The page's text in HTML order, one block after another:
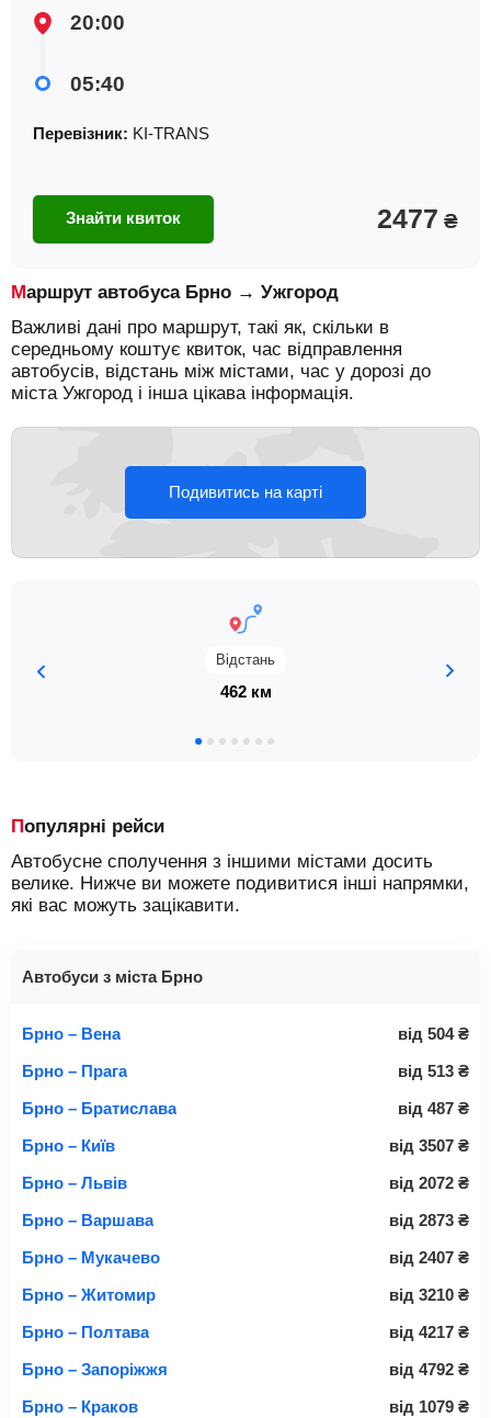
20:00
05:40
Перевізник: KI-TRANS
Знайти квиток 2477 ₴
Маршрут автобуса Брно → Ужгород
Важливі дані про маршрут, такі як, скільки в
середньому коштує квиток, час відправлення
автобусів, відстань між містами, час у дорозі до
міста Ужгород і інша цікава інформація.
Подивитись на карті
Відстань
462 км
Популярні рейси
Автобусне сполучення з іншими містами досить
велике. Нижче ви можете подивитися інші напрямки,
які вас можуть зацікавити.
Автобуси з міста Брно
Брно – Вена від 504 ₴
Брно – Прага
від 513 ₴
Брно – Братислава
від 487 ₴
Брно – Київ
від 3507 ₴
Брно – Львів
від 2072 ₴
Брно – Варшава
від 2873 ₴
Брно – Мукачево
від 2407 ₴
Брно – Житомир
від 3210 ₴
Брно – Полтава
від 4217 ₴
Брно – Запоріжжя
від 4792 ₴
Брно – Краков
від 1079 ₴